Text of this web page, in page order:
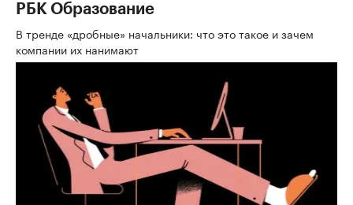
РБК Образование
В тренде «дробные» начальники: что это такое и зачем
компании их нанимают